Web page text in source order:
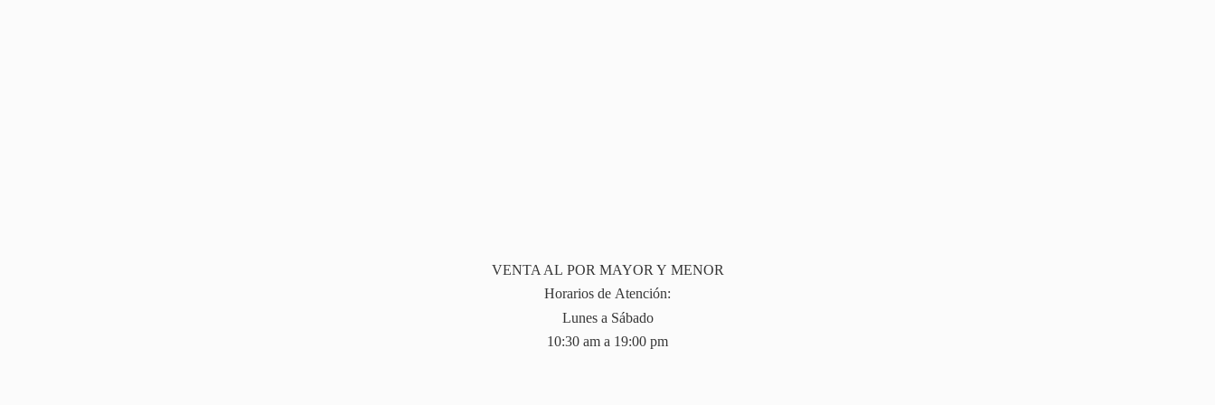
VENTA AL POR MAYOR Y MENOR
Horarios de Atención:
Lunes a Sábado
10:30 am a 19:00 pm